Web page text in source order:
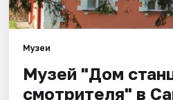
События
Города
Музеи
Музей "Дом
смотрителя" в